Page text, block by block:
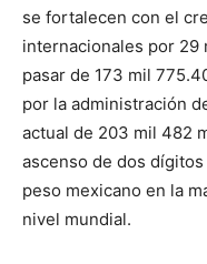
se fortalecen con el
internacionales por 29
pasar de 173 mil
por la administración
actual de 203 mil 482
ascenso de dos
peso mexicano en la
nivel mundial.